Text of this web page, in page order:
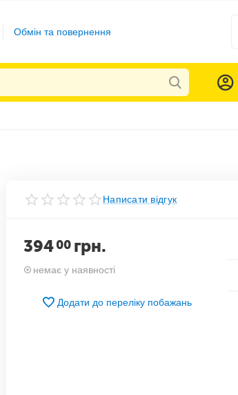
Обмін та повернення
Написати відгук
39400 грн.
немає у наявності
Додати до переліку побажань